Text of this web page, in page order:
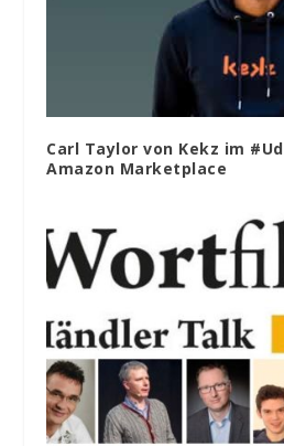
Carl Taylor von Kekz im
Amazon Marketplace